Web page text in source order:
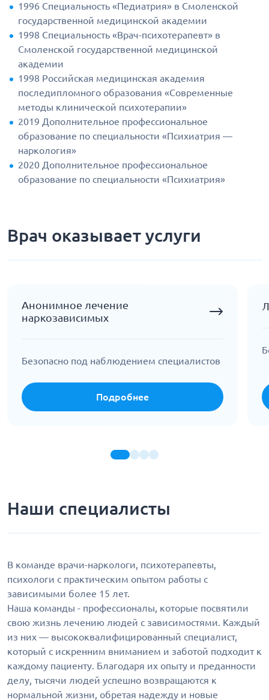
1996 Специальность «Педиатрия» в Смоленской
государственной медицинской академии
1998 Специальность «Врач-психотерапевт» в
Смоленской государственной медицинской
академии
1998 Российская медицинская академия
последипломного образования «Современные
методы клинической психотерапии»
2019 Дополнительное профессиональное
образование по специальности «Психиатрия —
наркология»
2020 Дополнительное профессиональное
образование по специальности «Психиатрия»
Врач оказывает услуги
Анонимное лечение
наркозависимых
Безопасно под наблюдением специалистов
Подробнее
Наши специалисты
В команде врачи-наркологи, психотерапевты,
психологи с практическим опытом работы с
зависимыми более 15 лет.
Наша команды - профессионалы, которые посвятили
свою жизнь лечению людей с зависимостями. Каждый
из них — высококвалифицированный специалист,
который с искренним вниманием и заботой подходит к
каждому пациенту. Благодаря их опыту и преданности
делу, тысячи людей успешно возвращаются к
нормальной жизни, обретая надежду и новые